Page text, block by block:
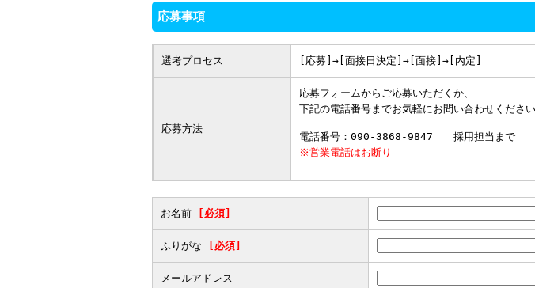
応募事項
選考プロセス [応募]→[面接日決定]→[面接]→[内定]
応募方法
応募フォームからご応募いただくか、
下記の電話番号までお気軽にお問い合わせください
電話番号：090-3868-9847 採用担当まで
※営業電話はお断り
お名前 [必須]
ふりがな [必須]
メールアドレス